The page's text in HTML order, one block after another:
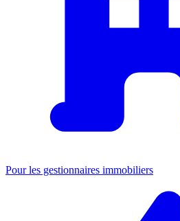
Pour les gestionnaires immobiliers